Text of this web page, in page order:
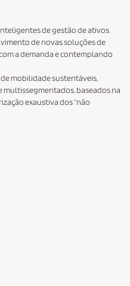
de gestão de ativos.
de novas soluções de
a demanda e contemplando
de mobilidade sustentáveis,
multissegmentados, baseados na
exaustiva dos “não